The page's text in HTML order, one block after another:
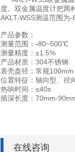
度。双金属温度计把两
AKLT-WSS测温范围为
产品参数：
测量范围：-80~500℃
测量精度：±1.5%
产品材质：304不锈钢
表壳盘径：常规
位置特征：轴向型、径
热响时间：≤40s
插深长度：70mm-
在线咨询